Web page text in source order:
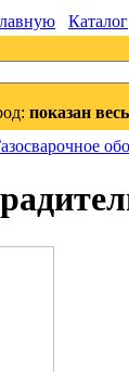
Каталог
показан